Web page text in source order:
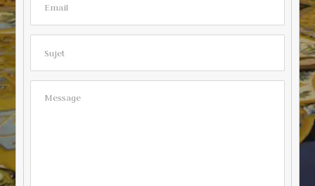
Email
Sujet
Message